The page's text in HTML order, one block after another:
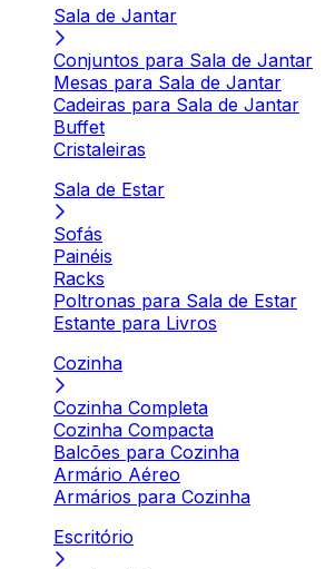
Sala de Jantar
Conjuntos para Sala de Jantar
Mesas para Sala de Jantar
Cadeiras para Sala de Jantar
Buffet
Cristaleiras
Sala de Estar
Sofás
Painéis
Racks
Poltronas para Sala de Estar
Estante para Livros
Cozinha
Cozinha Completa
Cozinha Compacta
Balcões para Cozinha
Armário Aéreo
Armários para Cozinha
Escritório